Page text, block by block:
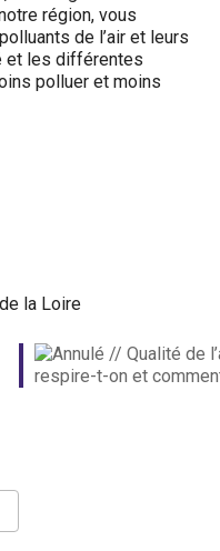
région, vous
de l’air et leurs
et les différentes
polluer et moins
la Loire